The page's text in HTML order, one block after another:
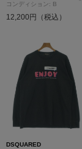
コンディション: B
12,200円（税込）
DSQUARED